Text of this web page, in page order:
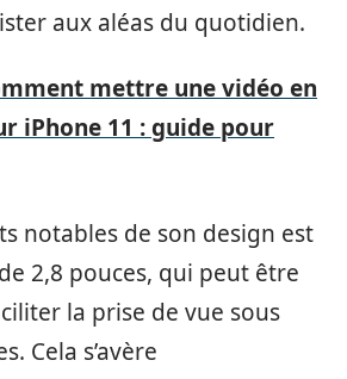
aux aléas du quotidien.
mettre une vidéo en
iPhone 11 : guide pour
notables de son design est
2,8 pouces, qui peut être
la prise de vue sous
Cela s’avère